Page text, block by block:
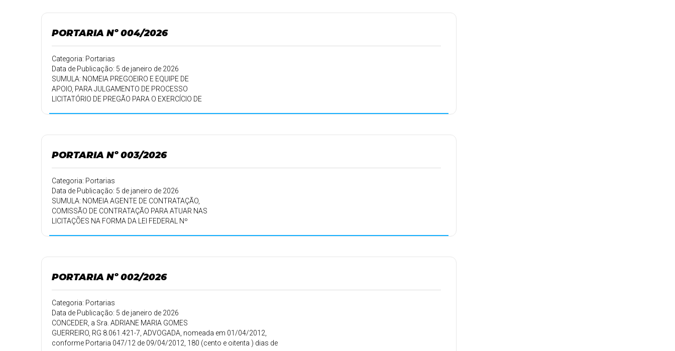
PORTARIA Nº 004/2026
Categoria: Portarias
Data de Publicação: 5 de janeiro de 2026
SUMULA: NOMEIA PREGOEIRO E EQUIPE DE
APOIO, PARA JULGAMENTO DE PROCESSO
LICITATÓRIO DE PREGÃO PARA O EXERCÍCIO DE
PORTARIA Nº 003/2026
Categoria: Portarias
Data de Publicação: 5 de janeiro de 2026
SUMULA: NOMEIA AGENTE DE CONTRATAÇÃO,
COMISSÃO DE CONTRATAÇÃO PARA ATUAR NAS
LICITAÇÕES NA FORMA DA LEI FEDERAL Nº
PORTARIA Nº 002/2026
Categoria: Portarias
Data de Publicação: 5 de janeiro de 2026
CONCEDER, a Sra. ADRIANE MARIA GOMES
GUERREIRO, RG 8.061.421-7, ADVOGADA, nomeada em 01/04/2012,
conforme Portaria 047/12 de 09/04/2012, 180 (cento e oitenta ) dias de